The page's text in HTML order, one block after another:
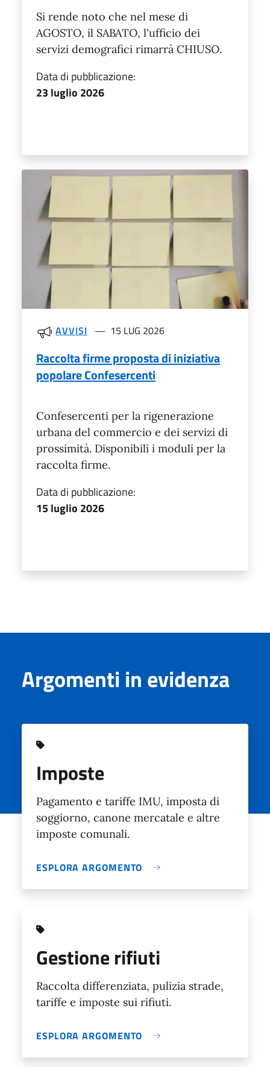
Si rende noto che nel mese di
AGOSTO, il SABATO, l'ufficio dei
servizi demografici rimarrà CHIUSO.
Data di pubblicazione:
23 luglio 2026
AVVISI 15 LUG 2026
Raccolta firme proposta di iniziativa
popolare Confesercenti
Confesercenti per la rigenerazione
urbana del commercio e dei servizi di
prossimità. Disponibili i moduli per la
raccolta firme.
Data di pubblicazione:
15 luglio 2026
Argomenti in evidenza
Imposte
Pagamento e tariffe IMU, imposta di
soggiorno, canone mercatale e altre
imposte comunali.
ESPLORA ARGOMENTO
Gestione rifiuti
Raccolta differenziata, pulizia strade,
tariffe e imposte sui rifiuti.
ESPLORA ARGOMENTO